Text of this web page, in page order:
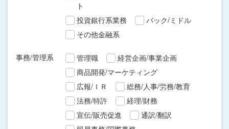
ト
投資銀行系業務
バック/ミドル
その他金融系
事務/管理系 管理職
経営企画/事業企画
商品開発/マーケティング
広報/ＩＲ
総務/人事/労務/教育
法務/特許
経理/財務
宣伝/販売促進
通訳/翻訳